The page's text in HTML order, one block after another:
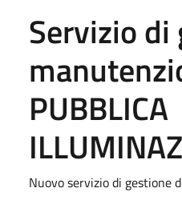
Servizio di
PUBBLICA
Nuovo servizio di gestione